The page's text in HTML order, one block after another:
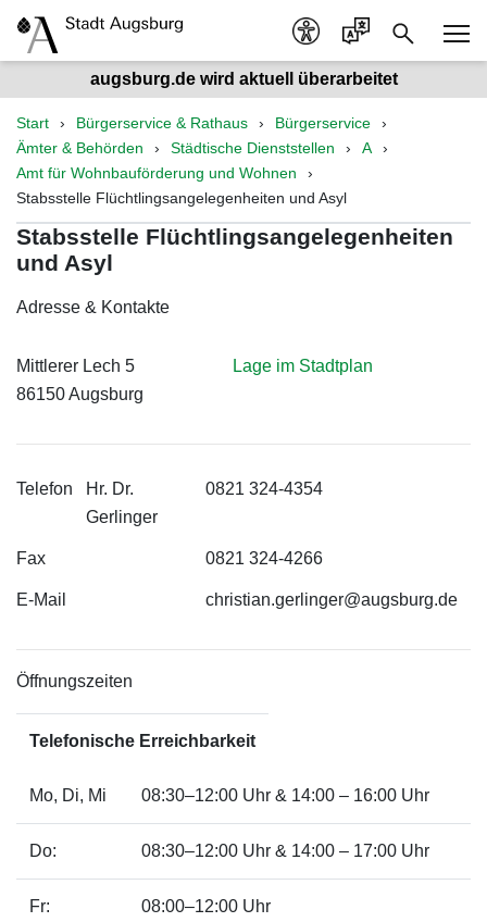
augsburg.de wird aktuell überarbeitet
Start Bürgerservice & Rathaus
Bürgerservice
Ämter & Behörden
Städtische Dienststellen
A
Amt für Wohnbauförderung und Wohnen
Stabsstelle Flüchtlingsangelegenheiten und Asyl
Stabsstelle Flüchtlingsangelegenheiten
und Asyl
Adresse & Kontakte
Mittlerer Lech 5
86150 Augsburg
Lage im Stadtplan
Telefon
Hr. Dr.
Gerlinger
0821 324-4354
Fax 0821 324-4266
E-Mail christian.gerlinger@augsburg.de
Öffnungszeiten
Telefonische Erreichbarkeit
Mo, Di, Mi 08:30–12:00 Uhr & 14:00 – 16:00 Uhr
Do: 08:30–12:00 Uhr & 14:00 – 17:00 Uhr
Fr: 08:00–12:00 Uhr